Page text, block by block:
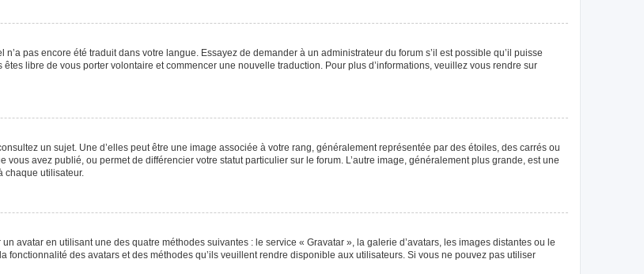
pas encore été traduit dans votre langue. Essayez de demander à un administrateur du forum s’il est possible qu’il puisse
libre de vous porter volontaire et commencer une nouvelle traduction. Pour plus d’informations, veuillez vous rendre sur
un sujet. Une d’elles peut être une image associée à votre rang, généralement représentée par des étoiles, des carrés ou
avez publié, ou permet de différencier votre statut particulier sur le forum. L’autre image, généralement plus grande, est une
chaque utilisateur.
avatar en utilisant une des quatre méthodes suivantes : le service « Gravatar », la galerie d’avatars, les images distantes ou le
fonctionnalité des avatars et des méthodes qu’ils veuillent rendre disponible aux utilisateurs. Si vous ne pouvez pas utiliser